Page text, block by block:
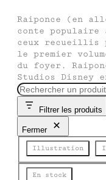
Raiponce (en
conte populaire
ceux recueillis
le premier
du foyer.
Studios Disney
R
e
e
Filtrer les produits
Fermer
Catégorie
Illustration
État
En stock